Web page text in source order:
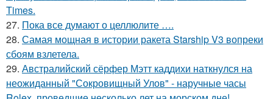
Times.
27. Пока все думают о целлюлите ….
28. Самая мощная в истории ракета Starship V3 вопреки
сбоям взлетела.
29. Австралийский сёрфер Мэтт каддихи наткнулся на
неожиданный "Сокровищный Улов" - наручные часы